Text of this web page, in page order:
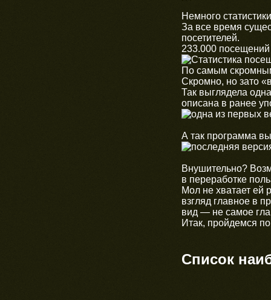
Немного
За все время
посетителей.
233.000 посещений
По самым
Скромно, но зато
Так выглядела
описана в ранее
А так программа
Внушительно?
в переработке
Мол не хватает ей
взгляд главное в
вид — не самое
Итак, пройдемся
Список